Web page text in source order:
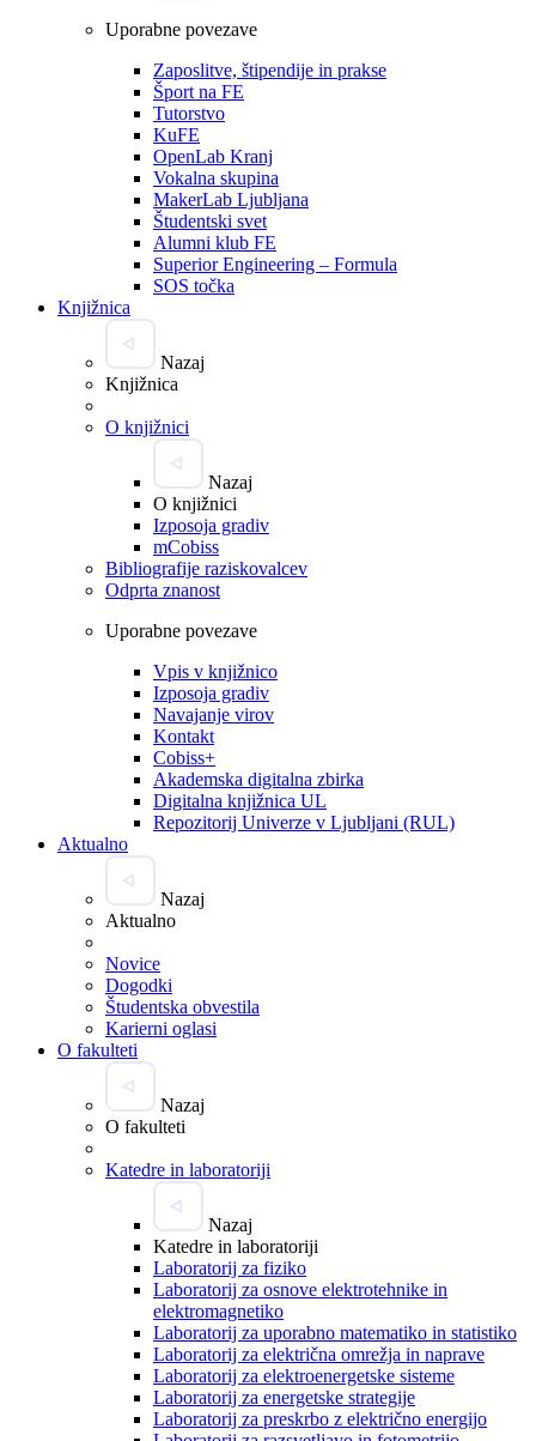
Uporabne povezave
Zaposlitve, štipendije in prakse
Šport na FE
Tutorstvo
KuFE
OpenLab Kranj
Vokalna skupina
MakerLab Ljubljana
Študentski svet
Alumni klub FE
Superior Engineering – Formula
SOS točka
Knjižnica
Nazaj
Knjižnica
O knjižnici
Nazaj
O knjižnici
Izposoja gradiv
mCobiss
Bibliografije raziskovalcev
Odprta znanost
Uporabne povezave
Vpis v knjižnico
Izposoja gradiv
Navajanje virov
Kontakt
Cobiss+
Akademska digitalna zbirka
Digitalna knjižnica UL
Repozitorij Univerze v Ljubljani (RUL)
Aktualno
Nazaj
Aktualno
Novice
Dogodki
Študentska obvestila
Karierni oglasi
O fakulteti
Nazaj
O fakulteti
Katedre in laboratoriji
Nazaj
Katedre in laboratoriji
Laboratorij za fiziko
Laboratorij za osnove elektrotehnike in
elektromagnetiko
Laboratorij za uporabno matematiko in statistiko
Laboratorij za električna omrežja in naprave
Laboratorij za elektroenergetske sisteme
Laboratorij za energetske strategije
Laboratorij za preskrbo z električno energijo